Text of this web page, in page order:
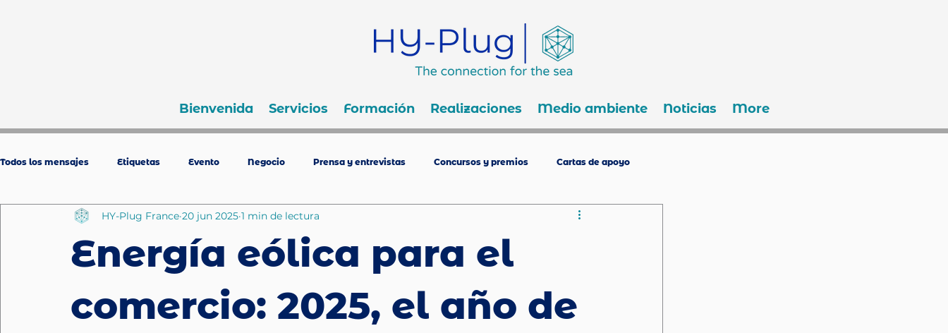
Bienvenida Servicios Formación Realizaciones Medio ambiente Noticias More
Todos los mensajes Etiquetas Evento Negocio Prensa y entrevistas Concursos y premios Cartas de apoyo
Energía eólica para el
comercio: 2025, el año de
HY-Plug France 20 jun 2025 1 min de lectura